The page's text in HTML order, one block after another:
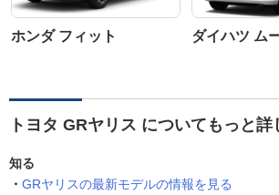
ホンダ フィット ダイハツ ム
トヨタ GRヤリス についてもっと詳
知る
GRヤリスの最新モデルの情報を見る